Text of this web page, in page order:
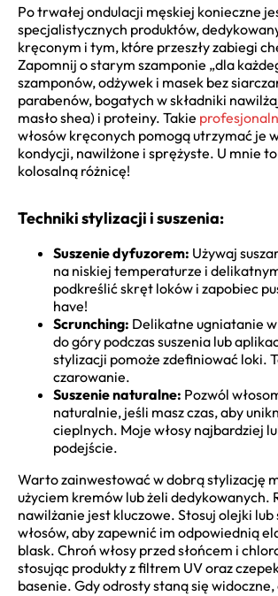
Po trwałej ondulacji męskiej konieczne
specjalistycznych produktów,
kręconym i tym, które przeszły zabiegi
Zapomnij o starym szamponie „dla
szamponów, odżywek i masek bez
parabenów, bogatych w składniki
masło shea) i proteiny. Takie
włosów kręconych pomogą utrzymać je
kondycji, nawilżone i sprężyste. U mnie
kolosalną różnicę!
Techniki stylizacji i suszenia:
Suszenie dyfuzorem: Używaj
na niskiej temperaturze i
podkreślić skręt loków i zapobiec
have!
Scrunching: Delikatne ugniatanie
do góry podczas suszenia lub
stylizacji pomoże zdefiniować loki.
czarowanie.
Suszenie naturalne: Pozwól
naturalnie, jeśli masz czas, aby
cieplnych. Moje włosy najbardziej
podejście.
Warto zainwestować w dobrą stylizację
użyciem kremów lub żeli dedykowanych.
nawilżanie jest kluczowe. Stosuj olejki lub
włosów, aby zapewnić im odpowiednią
blask. Chroń włosy przed słońcem i
stosując produkty z filtrem UV oraz
basenie. Gdy odrosty staną się widoczne,